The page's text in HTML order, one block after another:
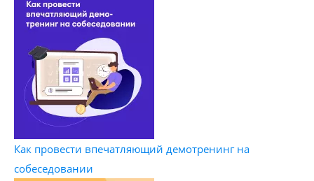
Как провести впечатляющий демотренинг на
собеседовании